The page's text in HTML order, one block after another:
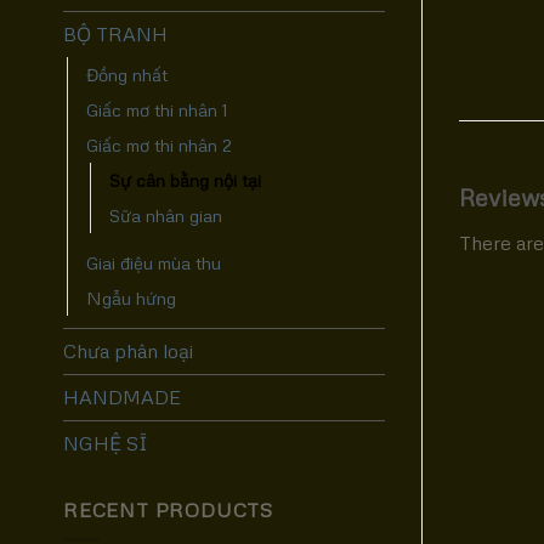
BỘ TRANH
Đồng nhất
Giấc mơ thi nhân 1
Giấc mơ thi nhân 2
Sự cân bằng nội tại
Sữa nhân gian
Giai điệu mùa thu
Ngẫu hứng
Chưa phân loại
HANDMADE
NGHỆ SĨ
RECENT PRODUCTS
There